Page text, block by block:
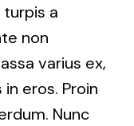
a
non
varius ex,
eros. Proin
Nunc